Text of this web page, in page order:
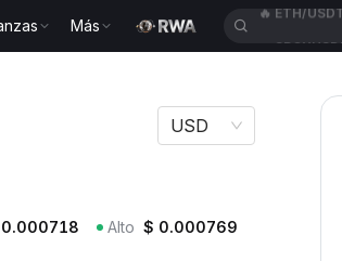
Más
USD
0.000718 Alto $ 0.000769